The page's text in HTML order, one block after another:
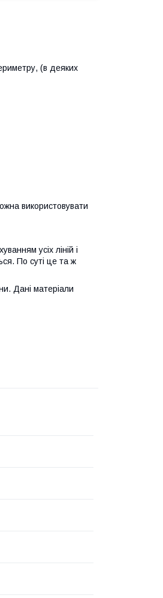
(в деяких
використовувати
усіх ліній і
По суті це та ж
Дані матеріали